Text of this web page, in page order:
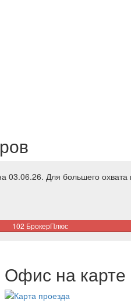
03.06.26. Для большего
102 БрокерПлюс
Офис на карте